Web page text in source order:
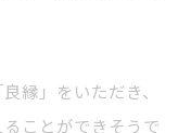
縁」をいただき、
ことができそうで